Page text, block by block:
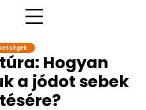
Hogyan
a jódot sebek